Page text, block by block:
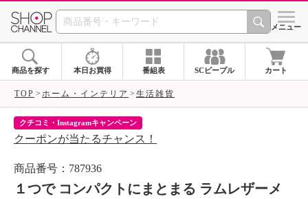
SHOP CHANNEL シメニュー
商品を探す 本日お買得 番組表 SCピープル カート
TOP ホーム・インテリア 生活雑貨
クチコミ・Instagramキャンペーン
クーポンが当たるチャンス！
商品番号：787936
１つで コンパクトにまとまる ラムレザーメ